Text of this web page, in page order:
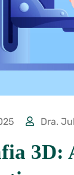
Dra.
3D: